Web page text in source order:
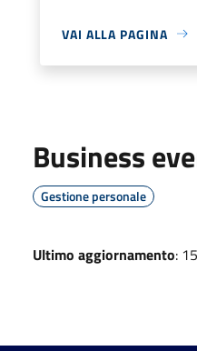
VAI ALLA PAGINA
Business
Gestione personale
Ultimo aggiornamento: